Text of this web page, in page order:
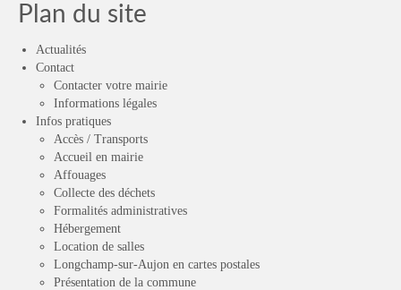
Plan du site
Actualités
Contact
Contacter votre mairie
Informations légales
Infos pratiques
Accès / Transports
Accueil en mairie
Affouages
Collecte des déchets
Formalités administratives
Hébergement
Location de salles
Longchamp-sur-Aujon en cartes postales
Présentation de la commune